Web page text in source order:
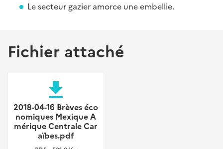
Le secteur gazier amorce une embellie.
Fichier attaché
file_download
2018-04-16 Brèves éco
nomiques Mexique A
mérique Centrale Car
aïbes.pdf